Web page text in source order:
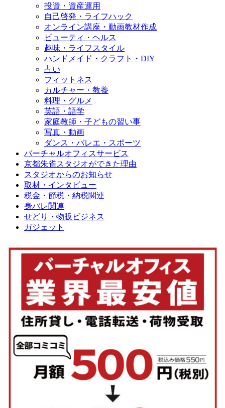
投資・資産運用
自己啓発・ライフハック
オンライン講座・動画教材作成
ビューティ・ヘルス
趣味・ライフスタイル
ハンドメイド・クラフト・DIY
占い
フィットネス
カルチャー・教養
料理・グルメ
英語・語学
家庭教師・子どもの習い事
写真・動画
ダンス・バレエ・スポーツ
バーチャルオフィスサービス
京都朱雀スタジオができた理由
スタジオからのお知らせ
取材・インタビュー
税金・節税・納税関連
身バレ関連
せどり・物販ビジネス
ガジェット